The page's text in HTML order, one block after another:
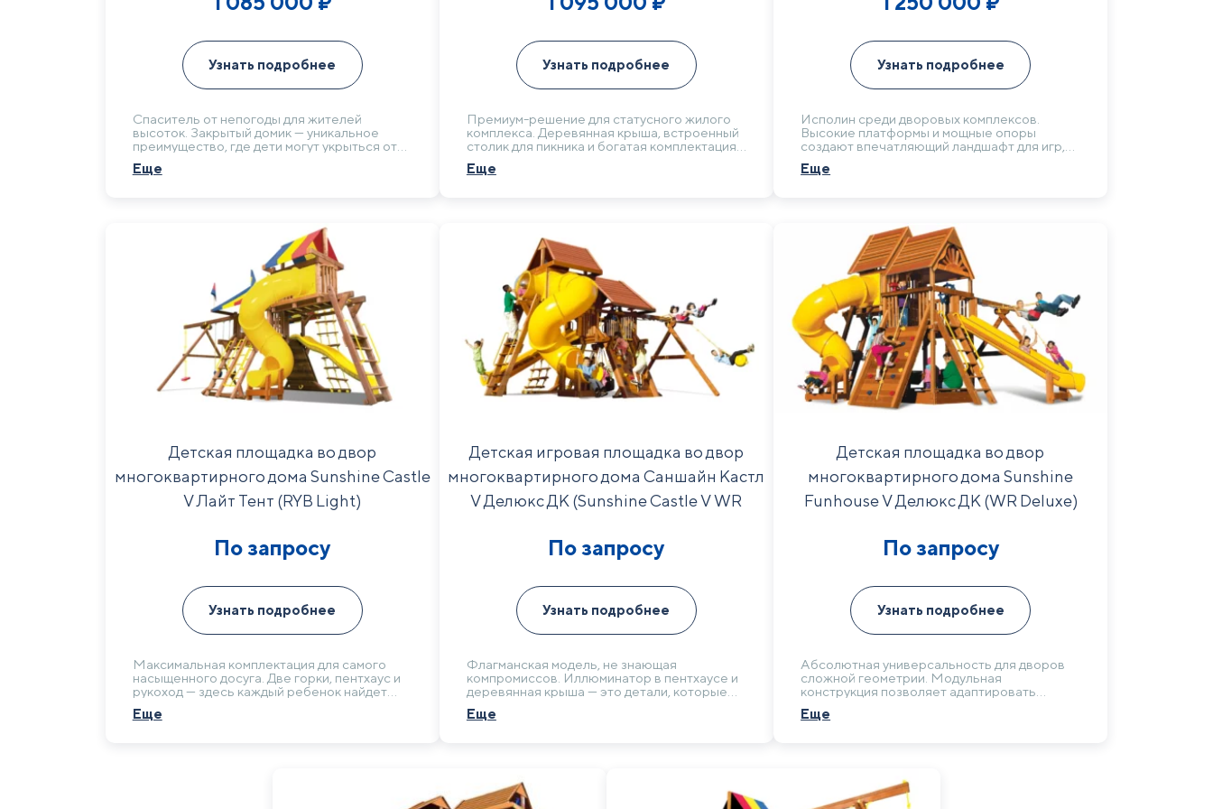
Узнать подробнее
Спаситель от непогоды для жителей
высоток. Закрытый домик — уникальное
преимущество, где дети могут укрыться от
особенность значительно продлевает
Еще
Узнать подробнее
Премиум-решение для статусного жилого
комплекса. Деревянная крыша, встроенный
столик для пикника и богатая комплектация
просто площадка, а полноценная зона
Еще
Узнать подробнее
Исполин среди дворовых комплексов.
Высокие платформы и мощные опоры
создают впечатляющий ландшафт для игр,
масштаб и внушительный вид визуально
Еще
Детская площадка во двор
многоквартирного дома Sunshine Castle
V Лайт Тент (RYB Light)
По запросу
Узнать подробнее
Максимальная комплектация для самого
насыщенного досуга. Две горки, пентхаус и
рукоход — здесь каждый ребенок найдет
проблему организации досуга для большого
Еще
Детская игровая площадка во двор
многоквартирного дома Саншайн Кастл
V Делюкс ДК (Sunshine Castle V WR
По запросу
Узнать подробнее
Флагманская модель, не знающая
компромиссов. Иллюминатор в пентхаусе и
деревянная крыша — это детали, которые
его, вы выбираете бескомпромиссную
Еще
Детская площадка во двор
многоквартирного дома Sunshine
Funhouse V Делюкс ДК (WR Deluxe)
По запросу
Узнать подробнее
Абсолютная универсальность для дворов
сложной геометрии. Модульная
конструкция позволяет адаптировать
обеспечивая рациональное использование
Еще